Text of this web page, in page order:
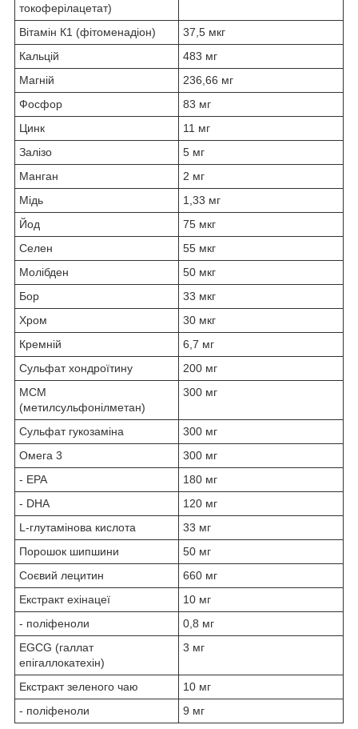
токоферілацетат)
Вітамін К1 (фітоменадіон)
37,5 мкг
Кальцій
483 мг
Магній
236,66 мг
Фосфор
83 мг
Цинк
11 мг
Залізо
5 мг
Манган
2 мг
Мідь
1,33 мг
Йод
75 мкг
Селен
55 мкг
Молібден
50 мкг
Бор
33 мкг
Хром
30 мкг
Кремній
6,7 мг
Сульфат хондроїтину
200 мг
МСМ
(метилсульфонілметан)
300 мг
Сульфат гукозаміна
300 мг
Омега 3
300 мг
- EPA
180 мг
- DHA
120 мг
L-глутамінова кислота
33 мг
Порошок шипшини
50 мг
Соєвий лецитин
660 мг
Екстракт ехінацеї
10 мг
- поліфеноли
0,8 мг
EGCG (галлат
епігаллокатехін)
3 мг
Екстракт зеленого чаю
10 мг
- поліфеноли
9 мг